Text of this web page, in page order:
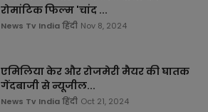
रोमांटिक फिल्म 'चांद ...
News Tv India हिंदी Nov 8, 2024
एमिलिया केर और रोजमेरी मैयर की घातक
गेंदबाजी से न्यूजील...
News Tv India हिंदी Oct 21, 2024